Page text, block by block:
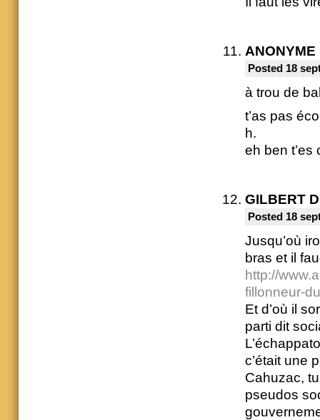
ANONYME
Posted 18
à trou de
t’as pas
h.
eh ben t’es
GILBERT
Posted 18
Jusqu’où
bras et il
http://
fillonneur-
Et d’où il
parti dit
c’était une
Cahuzac,
pseudos